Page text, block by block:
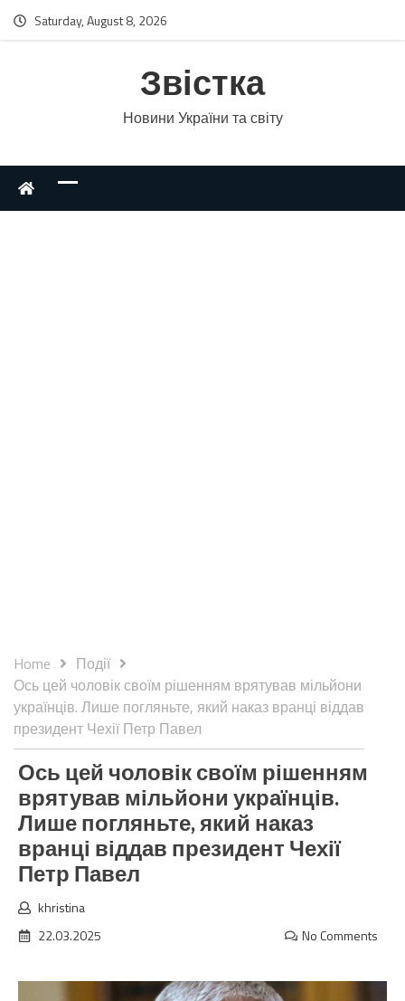
Saturday, August 8, 2026
Звістка
Новини України та світу
Home
Події
Ось цей чоловік своїм рішенням врятував мільйони
українців. Лише погляньте, який наказ вранці віддав
президент Чехії Петр Павел
Ось цей чоловік своїм рішенням
врятував мільйони українців.
Лише погляньте, який наказ
вранці віддав президент Чехії
Петр Павел
khristina
22.03.2025
No Comments